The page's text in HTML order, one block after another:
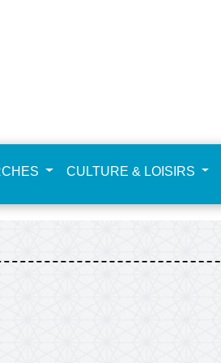
CULTURE & LOISIRS